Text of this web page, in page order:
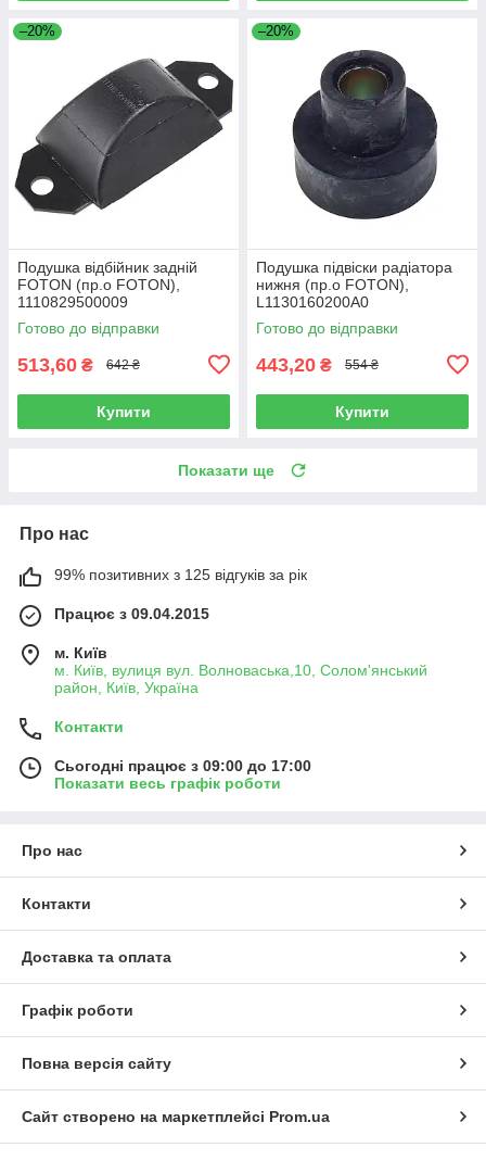
–20%
Подушка відбійник задній
FOTON (пр.о FOTON),
1110829500009
Готово до відправки
513,60 ₴ 642 ₴
Купити
–20%
Подушка підвіски радіатора
нижня (пр.о FOTON),
L1130160200A0
Готово до відправки
443,20 ₴ 554 ₴
Купити
Показати ще
Про нас
99% позитивних з 125 відгуків за рік
Працює з 09.04.2015
м. Київ
м. Київ, вулиця вул. Волноваська,10, Солом'янський
район, Київ, Україна
Контакти
Сьогодні працює з 09:00 до 17:00
Показати весь графік роботи
Про нас
Контакти
Доставка та оплата
Графік роботи
Повна версія сайту
Сайт створено на маркетплейсі Prom.ua